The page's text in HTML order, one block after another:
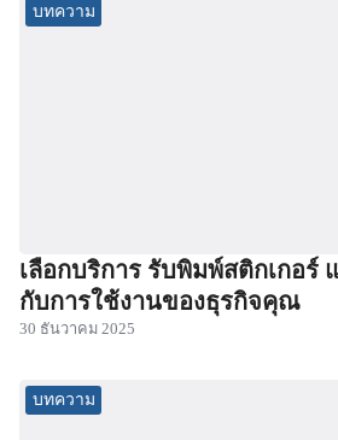
บทความ
เลือกบริการ รับพิมพ์สติกเกอร์
กับการใช้งานของธุรกิจคุณ
30 ธันวาคม 2025
บทความ